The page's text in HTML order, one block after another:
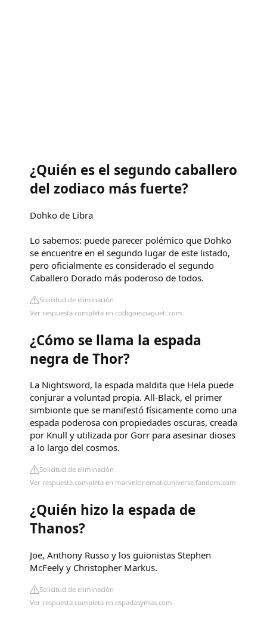
¿Quién es el segundo caballero
del zodiaco más fuerte?
Dohko de Libra
Lo sabemos: puede parecer polémico que Dohko
se encuentre en el segundo lugar de este listado,
pero oficialmente es considerado el segundo
Caballero Dorado más poderoso de todos.
Solicitud de eliminación
Ver respuesta completa en codigoespagueti.com
¿Cómo se llama la espada
negra de Thor?
La Nightsword, la espada maldita que Hela puede
conjurar a voluntad propia. All-Black, el primer
simbionte que se manifestó físicamente como una
espada poderosa con propiedades oscuras, creada
por Knull y utilizada por Gorr para asesinar dioses
a lo largo del cosmos.
Solicitud de eliminación
Ver respuesta completa en marvelcinematicuniverse.fandom.com
¿Quién hizo la espada de
Thanos?
Joe, Anthony Russo y los guionistas Stephen
McFeely y Christopher Markus.
Solicitud de eliminación
Ver respuesta completa en espadasymas.com